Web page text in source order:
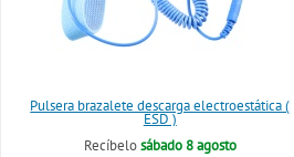
Pulsera brazalete descarga electroestática (
ESD )
Recíbelosábado 8 agosto